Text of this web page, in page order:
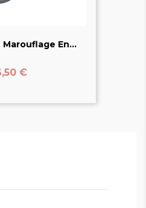
En...
€